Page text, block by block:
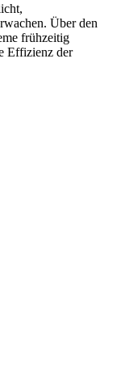
Über den
frühzeitig
Effizienz der